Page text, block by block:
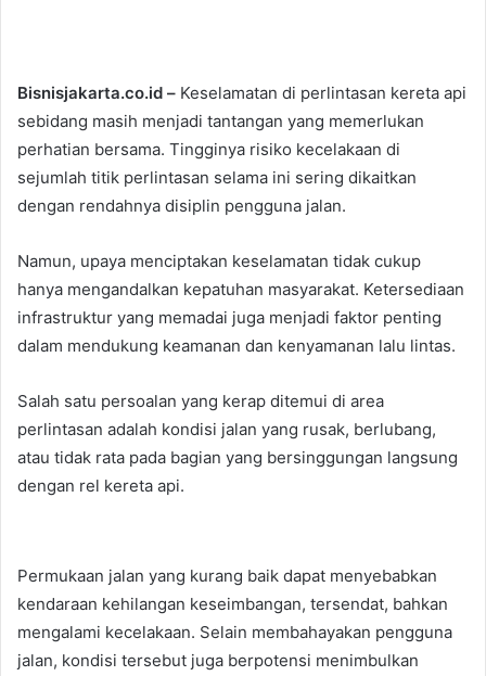
Bisnisjakarta.co.id – Keselamatan di perlintasan kereta api
sebidang masih menjadi tantangan yang memerlukan
perhatian bersama. Tingginya risiko kecelakaan di
sejumlah titik perlintasan selama ini sering dikaitkan
dengan rendahnya disiplin pengguna jalan.
Namun, upaya menciptakan keselamatan tidak cukup
hanya mengandalkan kepatuhan masyarakat. Ketersediaan
infrastruktur yang memadai juga menjadi faktor penting
dalam mendukung keamanan dan kenyamanan lalu lintas.
Salah satu persoalan yang kerap ditemui di area
perlintasan adalah kondisi jalan yang rusak, berlubang,
atau tidak rata pada bagian yang bersinggungan langsung
dengan rel kereta api.
Permukaan jalan yang kurang baik dapat menyebabkan
kendaraan kehilangan keseimbangan, tersendat, bahkan
mengalami kecelakaan. Selain membahayakan pengguna
jalan, kondisi tersebut juga berpotensi menimbulkan